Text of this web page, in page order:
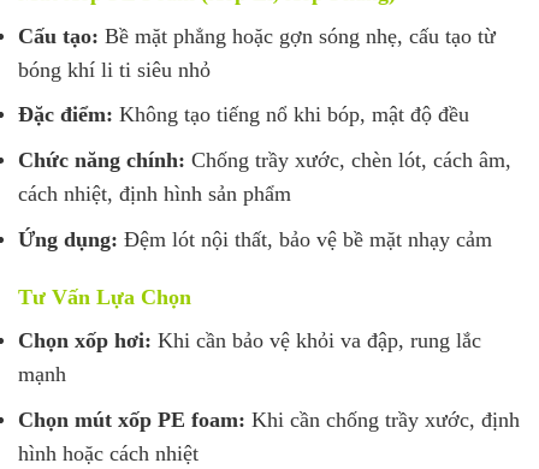
Cấu tạo: Bề mặt phẳng hoặc gợn sóng nhẹ, cấu tạo từ
bóng khí li ti siêu nhỏ
Đặc điểm: Không tạo tiếng nổ khi bóp, mật độ đều
Chức năng chính: Chống trầy xước, chèn lót, cách âm,
cách nhiệt, định hình sản phẩm
Ứng dụng: Đệm lót nội thất, bảo vệ bề mặt nhạy cảm
Tư Vấn Lựa Chọn
Chọn xốp hơi: Khi cần bảo vệ khỏi va đập, rung lắc
mạnh
Chọn mút xốp PE foam: Khi cần chống trầy xước, định
hình hoặc cách nhiệt